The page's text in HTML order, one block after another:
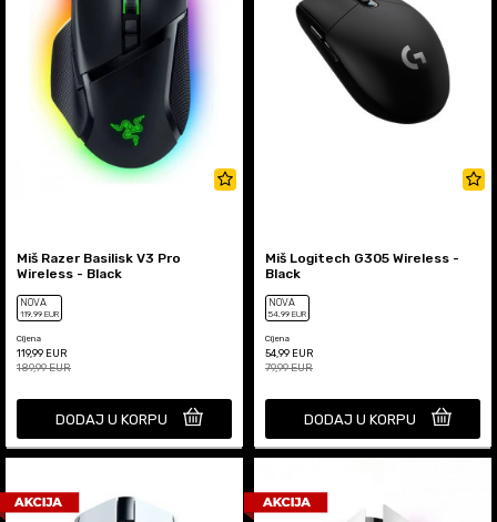
Miš Razer Basilisk V3 Pro
Wireless - Black
NOVA
119,99 EUR
Cijena
119,99 EUR
189,99EUR
DODAJ U KORPU
Miš Logitech G305 Wireless -
Black
NOVA
54,99 EUR
Cijena
54,99 EUR
79,99EUR
DODAJ U KORPU